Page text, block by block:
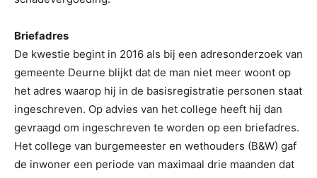
Briefadres
De kwestie begint in 2016 als bij een adresonderzoek van
gemeente Deurne blijkt dat de man niet meer woont op
het adres waarop hij in de basisregistratie personen staat
ingeschreven. Op advies van het college heeft hij dan
gevraagd om ingeschreven te worden op een briefadres.
Het college van burgemeester en wethouders (B&W) gaf
de inwoner een periode van maximaal drie maanden dat